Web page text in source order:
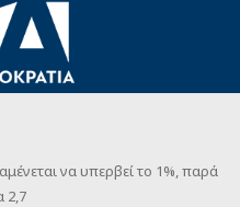
να υπερβεί το 1%, παρά
2,7